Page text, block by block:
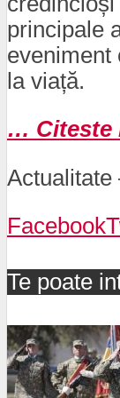
principale
eveniment
la viață.
… Citeste
Actualitate
Facebook
Te poate